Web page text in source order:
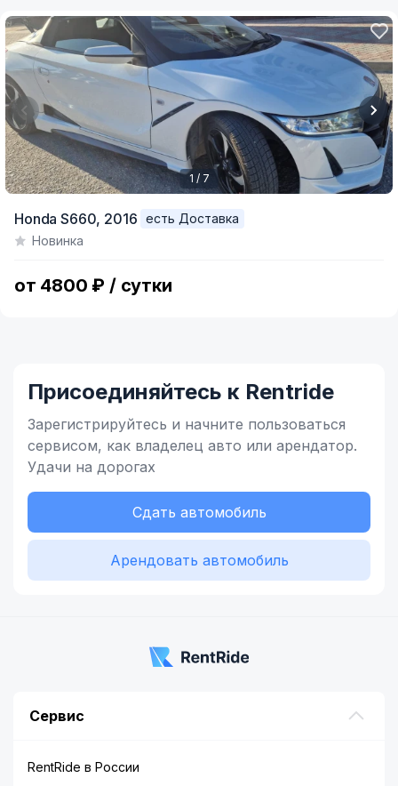
of
1 / 7
Honda S660, 2016
есть Доставка
Новинка
от 4800 ₽ / сутки
Присоединяйтесь к Rentride
Зарегистрируйтесь и начните пользоваться
сервисом, как владелец авто или арендатор.
Удачи на дорогах
Сдать автомобиль
Арендовать автомобиль
Сервис
RentRide в России